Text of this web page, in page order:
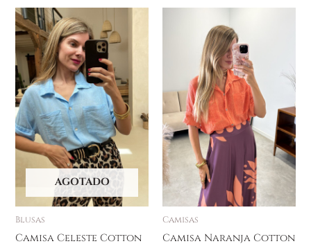
AGOTADO
Blusas
Camisa Celeste Cotton
Camisas
Camisa Naranja Cotton